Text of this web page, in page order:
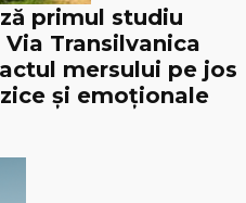
primul studiu
Transilvanica
mersului pe jos
și emoționale